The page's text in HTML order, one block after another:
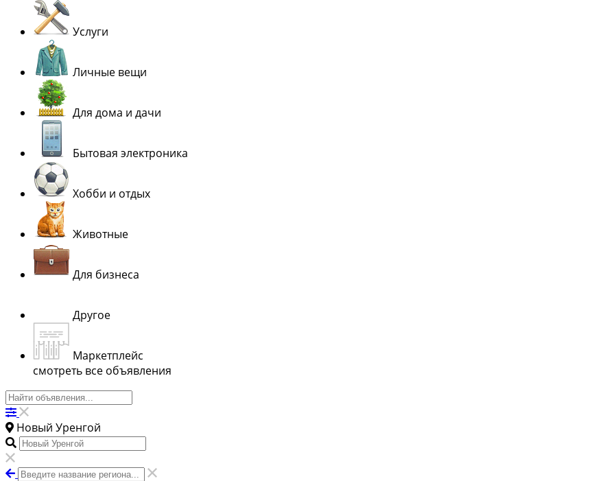
Услуги
Личные вещи
Для дома и дачи
Бытовая электроника
Хобби и отдых
Животные
Для бизнеса
Другое
Маркетплейс
смотреть все объявления
Новый Уренгой